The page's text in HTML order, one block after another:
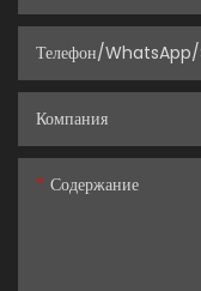
Телефон/
Компания
Содержание